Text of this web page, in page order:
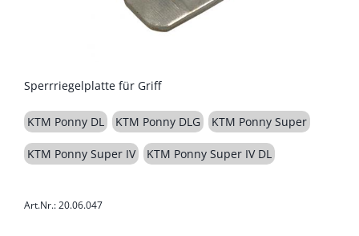
Sperrriegelplatte für Griff
KTM Ponny DL KTM Ponny DLG KTM Ponny Super
KTM Ponny Super IV KTM Ponny Super IV DL
Art.Nr.: 20.06.047